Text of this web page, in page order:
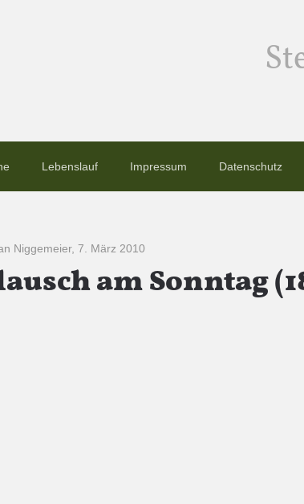
Lebenslauf Impressum Datenschutz
Niggemeier, 7. März 2010
am Sonntag